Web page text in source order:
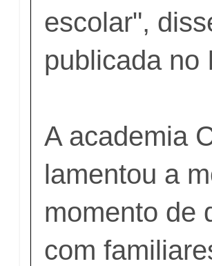
escolar",
publicada no
A academia
lamentou a
momento de
com